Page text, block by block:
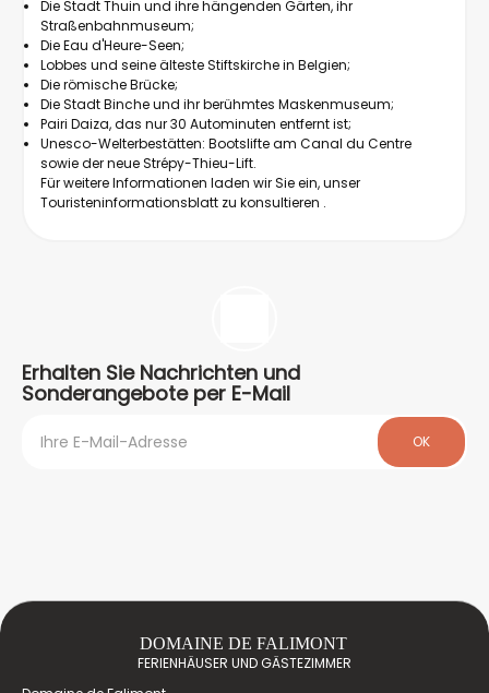
Die Stadt Thuin und ihre hängenden Gärten, ihr
Straßenbahnmuseum;
Die Eau d'Heure-Seen;
Lobbes und seine älteste Stiftskirche in Belgien;
Die römische Brücke;
Die Stadt Binche und ihr berühmtes Maskenmuseum;
Pairi Daiza, das nur 30 Autominuten entfernt ist;
Unesco-Welterbestätten: Bootslifte am Canal du Centre
sowie der neue Strépy-Thieu-Lift.
Für weitere Informationen laden wir Sie ein,unser
Touristeninformationsblatt zu konsultieren .
Erhalten Sie Nachrichten und
Sonderangebote per E-Mail
OK
DOMAINE DE FALIMONT
FERIENHÄUSER UND GÄSTEZIMMER